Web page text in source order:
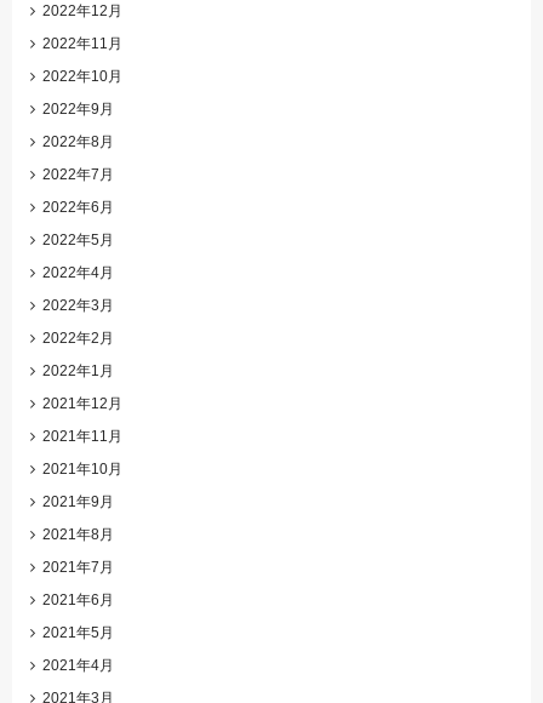
2022年12月
2022年11月
2022年10月
2022年9月
2022年8月
2022年7月
2022年6月
2022年5月
2022年4月
2022年3月
2022年2月
2022年1月
2021年12月
2021年11月
2021年10月
2021年9月
2021年8月
2021年7月
2021年6月
2021年5月
2021年4月
2021年3月